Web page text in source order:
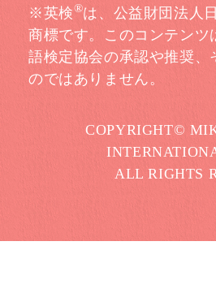
※英検®は、公益財団法人
商標です。このコンテン
語検定協会の承認や推奨
のではありません。
COPYRIGHT©
ALL RIGHTS